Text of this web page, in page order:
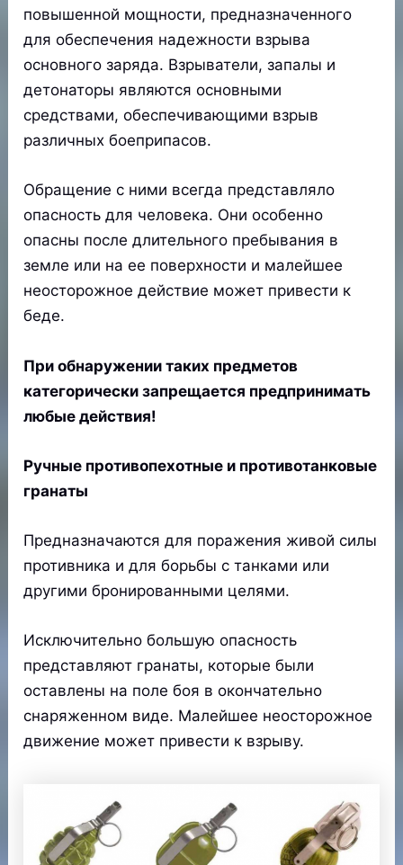
повышенной мощности, предназначенного
для обеспечения надежности взрыва
основного заряда. Взрыватели, запалы и
детонаторы являются основными
средствами, обеспечивающими взрыв
различных боеприпасов.
Обращение с ними всегда представляло
опасность для человека. Они особенно
опасны после длительного пребывания в
земле или на ее поверхности и малейшее
неосторожное действие может привести к
беде.
При обнаружении таких предметов
категорически запрещается предпринимать
любые действия!
Ручные противопехотные и противотанковые
гранаты
Предназначаются для поражения живой силы
противника и для борьбы с танками или
другими бронированными целями.
Исключительно большую опасность
представляют гранаты, которые были
оставлены на поле боя в окончательно
снаряженном виде. Малейшее неосторожное
движение может привести к взрыву.